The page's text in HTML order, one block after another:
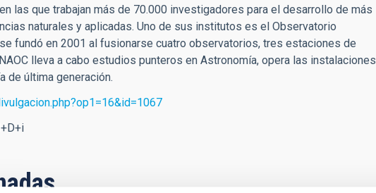
las que trabajan más de 70.000 investigadores para el desarrollo de más
naturales y aplicadas. Uno de sus institutos es el Observatorio
fundó en 2001 al fusionarse cuatro observatorios, tres estaciones de
lleva a cabo estudios punteros en Astronomía, opera las instalaciones
de última generación.